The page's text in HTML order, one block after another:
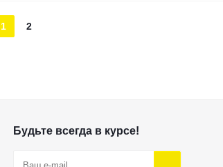
1 2
Будьте всегда в курсе!